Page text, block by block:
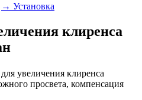
→ Установка
клиренса
увеличения клиренса
просвета, компенсация